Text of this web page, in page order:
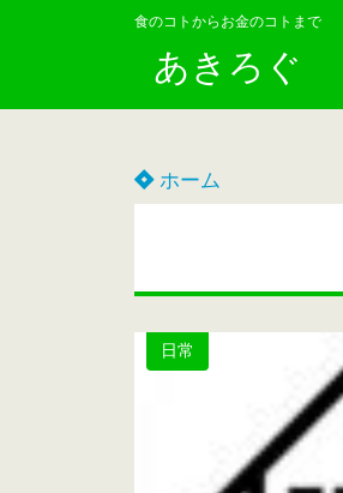
食のコトからお金のコトまで
あきろぐ
ホーム
日常